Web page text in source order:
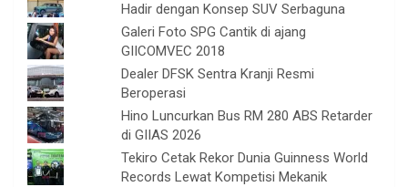
Hadir dengan Konsep SUV Serbaguna
Galeri Foto SPG Cantik di ajang
GIICOMVEC 2018
Dealer DFSK Sentra Kranji Resmi
Beroperasi
Hino Luncurkan Bus RM 280 ABS Retarder
di GIIAS 2026
Tekiro Cetak Rekor Dunia Guinness World
Records Lewat Kompetisi Mekanik